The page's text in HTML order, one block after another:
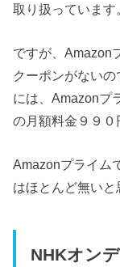
取り扱っています
ですが、Amazon
クーポンがない
には、Amazonプ
の月額料金９９０
Amazonプライム
はほとんど無いと
NHKオン